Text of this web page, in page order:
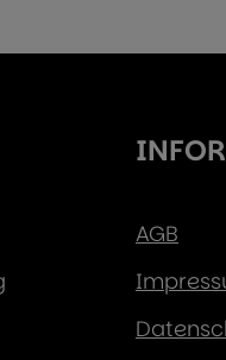
AGB